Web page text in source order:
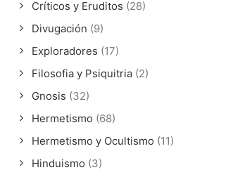
Críticos y Eruditos (28)
Divugación (9)
Exploradores (17)
Filosofia y Psiquitria (2)
Gnosis (32)
Hermetismo (68)
Hermetismo y Ocultismo (11)
Hinduismo (3)